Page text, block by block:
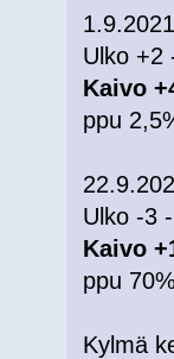
1.9.2021
Ulko +2
Kaivo
ppu
Ulko -3
Kaivo
ppu 70%
Kylmä